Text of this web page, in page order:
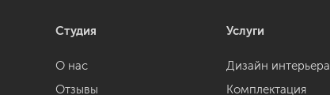
Студия
О нас
Отзывы
Услуги
Дизайн интерьера
Комплектация